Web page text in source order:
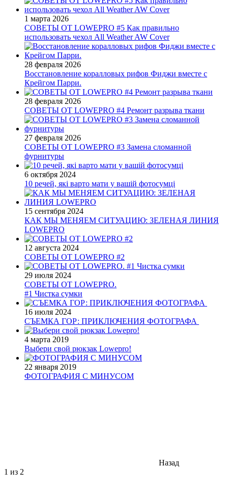
1 марта 2026
СОВЕТЫ ОТ LOWEPRO #5 Как правильно
использовать чехол All Weather AW Cover
28 февраля 2026
Восстановление коралловых рифов Фиджи вместе с
Крейгом Парри.
28 февраля 2026
СОВЕТЫ ОТ LOWEPRO #4 Ремонт разрыва ткани
27 февраля 2026
СОВЕТЫ ОТ LOWEPRO #3 Замена сломанной
фурнитуры
6 октября 2024
10 речей, які варто мати у вашій фотосумці
15 сентября 2024
КАК МЫ МЕНЯЕМ СИТУАЦИЮ: ЗЕЛЕНАЯ ЛИНИЯ
LOWEPRO
12 августа 2024
СОВЕТЫ ОТ LOWEPRO #2
29 июля 2024
СОВЕТЫ ОТ LOWEPRO.
#1 Чистка сумки
16 июля 2024
СЪЕМКА ГОР: ПРИКЛЮЧЕНИЯ ФОТОГРАФА
4 марта 2019
Выбери свой рюкзак Lowepro!
22 января 2019
ФОТОГРАФИЯ С МИНУСОМ
Назад
1 из 2